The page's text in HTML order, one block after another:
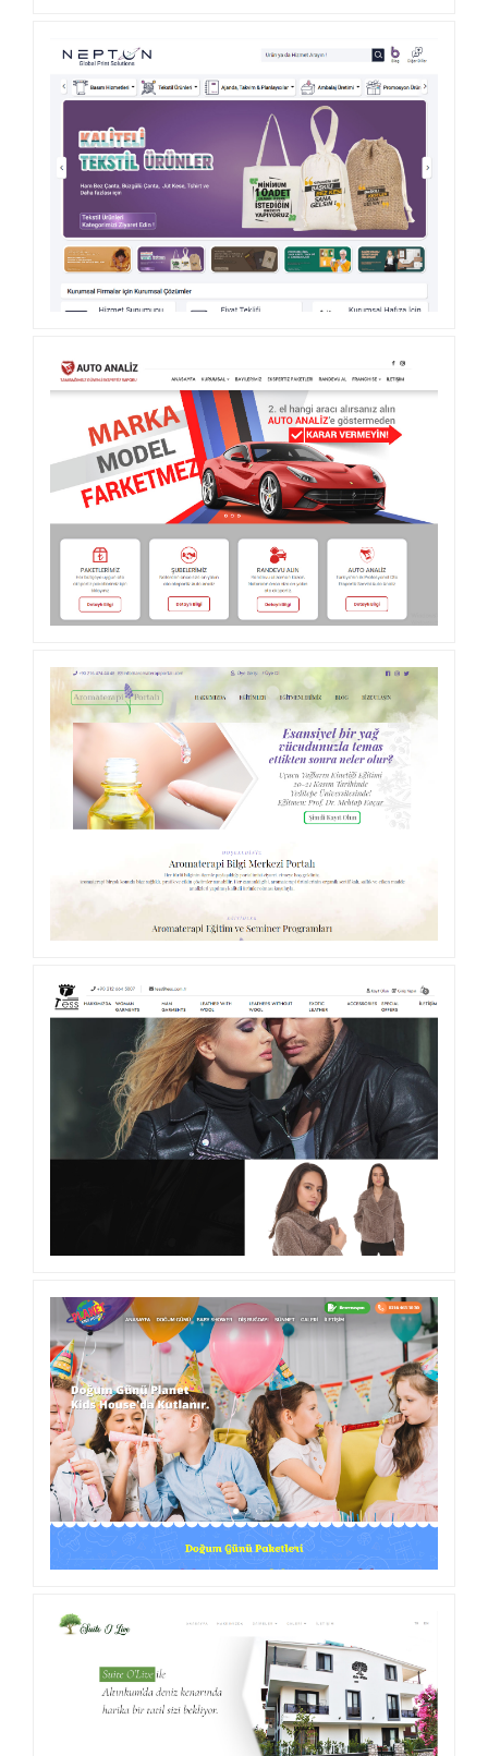
KOZMIK KUTU
NEPTÜN GLOBAL
AUTO ANALIZ OTO EKSPERTIZ
AROMATERAPI PORTALI
TESS LEATHER
PLANET KIDS HOUSE